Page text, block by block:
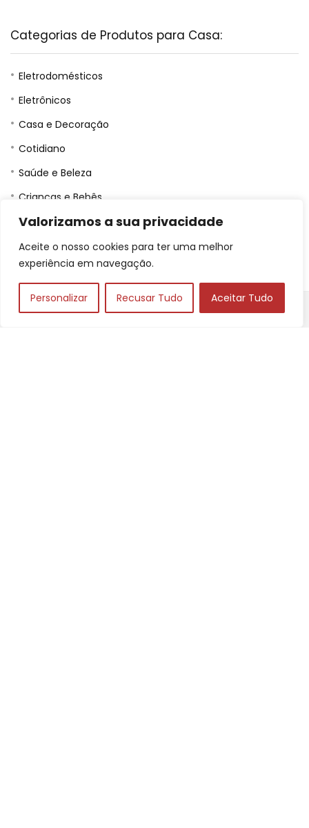
Valorizamos a sua privacidade
Aceite o nosso cookies para ter uma melhor
experiência em navegação.
Personalizar Recusar Tudo Aceitar Tudo
Categorias de Produtos para Casa:
Eletrodomésticos
Eletrônicos
Casa e Decoração
Cotidiano
Saúde e Beleza
Crianças e Bebês
Jardinagem
Pets